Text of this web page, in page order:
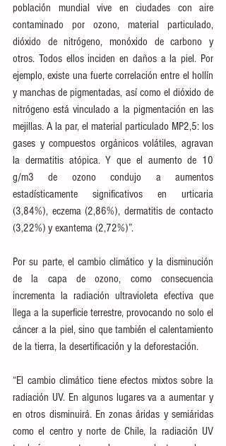
población mundial vive en ciudades con aire
contaminado por ozono, material particulado,
dióxido de nitrógeno, monóxido de carbono y
otros. Todos ellos inciden en daños a la piel. Por
ejemplo, existe una fuerte correlación entre el hollín
y manchas de pigmentadas, así como el dióxido de
nitrógeno está vinculado a la pigmentación en las
mejillas. A la par, el material particulado MP2,5: los
gases y compuestos orgánicos volátiles, agravan
la dermatitis atópica. Y que el aumento de 10
g/m3 de ozono condujo a aumentos
estadísticamente significativos en urticaria
(3,84%), eczema (2,86%), dermatitis de contacto
(3,22%) y exantema (2,72%)”.
Por su parte, el cambio climático y la disminución
de la capa de ozono, como consecuencia
incrementa la radiación ultravioleta efectiva que
llega a la superficie terrestre, provocando no solo el
cáncer a la piel, sino que también el calentamiento
de la tierra, la desertificación y la deforestación.
“El cambio climático tiene efectos mixtos sobre la
radiación UV. En algunos lugares va a aumentar y
en otros disminuirá. En zonas áridas y semiáridas
como el centro y norte de Chile, la radiación UV